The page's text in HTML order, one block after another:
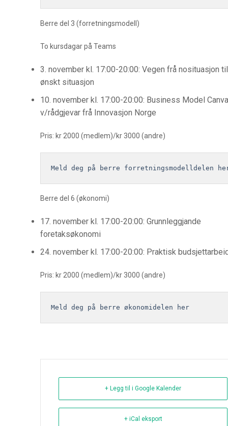
Berre del 3 (forretningsmodell)
To kursdagar på Teams
3. november kl. 17:00-20:00: Vegen frå nosituasjon til
ønskt situasjon
10. november kl. 17:00-20:00: Business Model
v/rådgjevar frå Innovasjon Norge
Pris: kr 2000 (medlem)/kr 3000 (andre)
Meld deg på berre forretningsmodelldelen
Berre del 6 (økonomi)
17. november kl. 17:00-20:00: Grunnleggjande
foretaksøkonomi
24. november kl. 17:00-20:00: Praktisk
Pris: kr 2000 (medlem)/kr 3000 (andre)
Meld deg på berre økonomidelen her
+ Legg til i Google Kalender
+ iCal eksport